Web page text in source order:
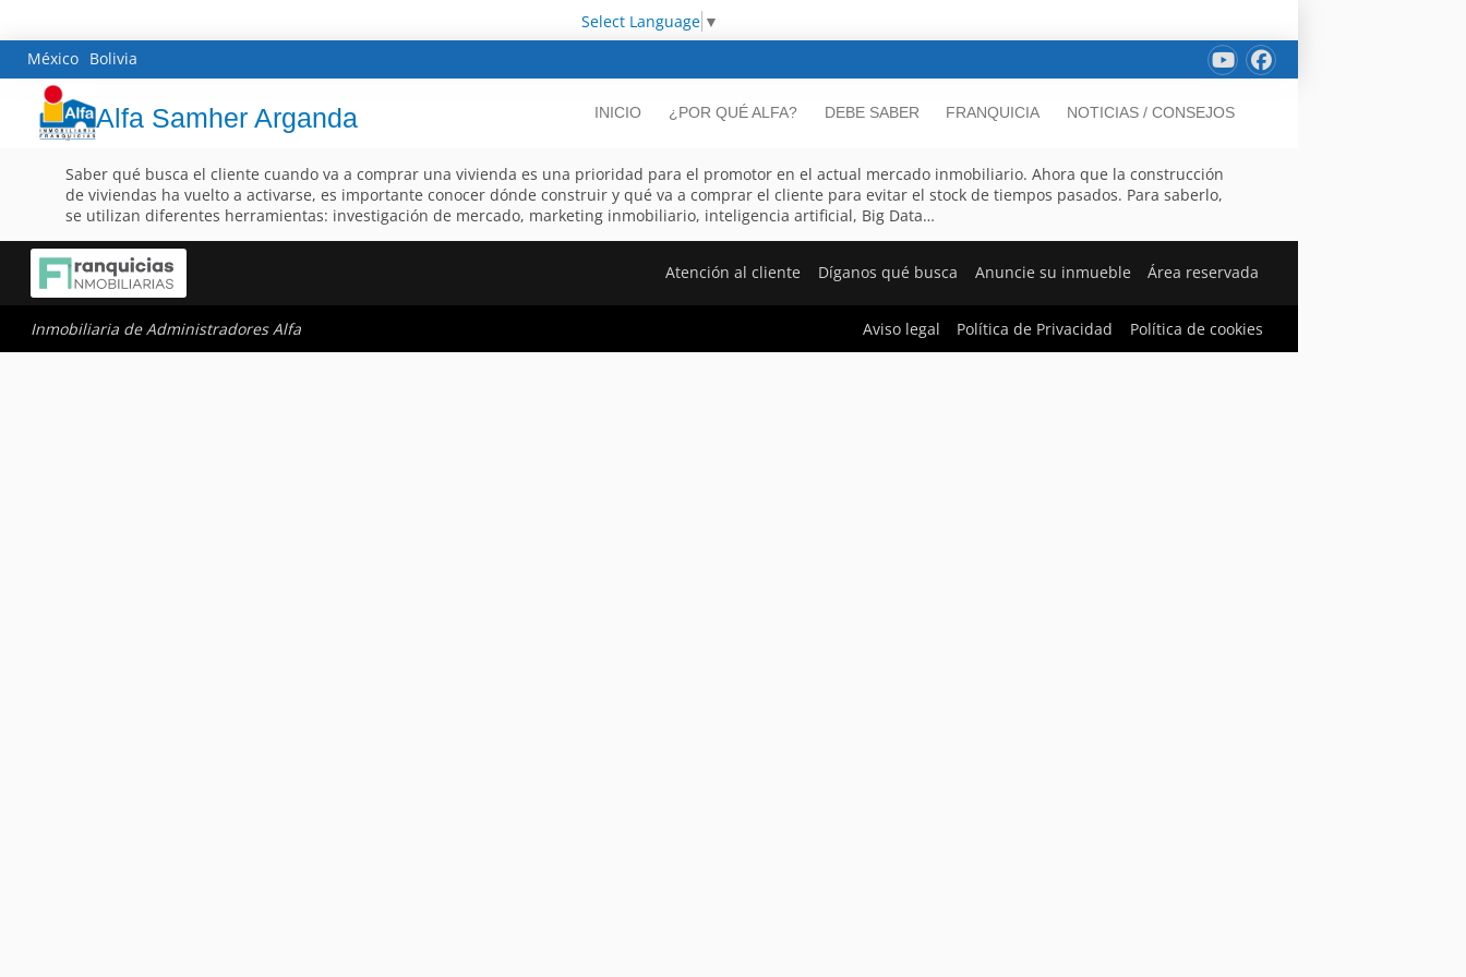
Select Language ▼
México Bolivia
Alfa Samher Arganda INICIO ¿POR QUÉ ALFA? DEBE SABER FRANQUICIA NOTICIAS / CONSEJOS
Saber qué busca el cliente cuando va a comprar una vivienda es una prioridad para el promotor en el actual mercado inmobiliario. Ahora que la construcción
de viviendas ha vuelto a activarse, es importante conocer dónde construir y qué va a comprar el cliente para evitar el stock de tiempos pasados. Para saberlo,
se utilizan diferentes herramientas: investigación de mercado, marketing inmobiliario, inteligencia artificial, Big Data…
Atención al cliente Díganos qué busca Anuncie su inmueble Área reservada
Inmobiliaria de Administradores Alfa Aviso legal Política de Privacidad Política de cookies